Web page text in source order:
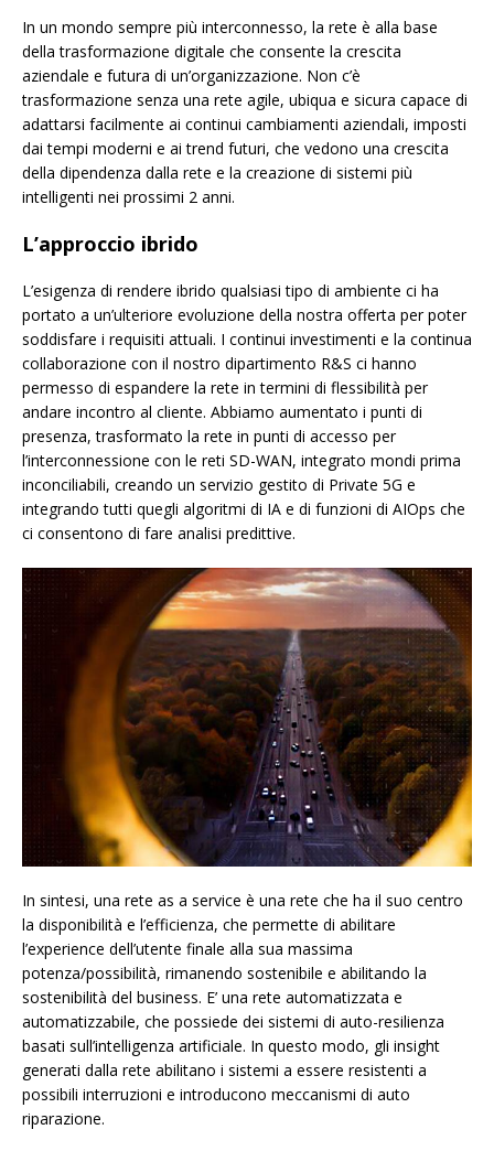
In un mondo sempre più interconnesso, la rete è alla base
della trasformazione digitale che consente la crescita
aziendale e futura di un’organizzazione. Non c’è
trasformazione senza una rete agile, ubiqua e sicura capace di
adattarsi facilmente ai continui cambiamenti aziendali, imposti
dai tempi moderni e ai trend futuri, che vedono una crescita
della dipendenza dalla rete e la creazione di sistemi più
intelligenti nei prossimi 2 anni.
L’approccio ibrido
L’esigenza di rendere ibrido qualsiasi tipo di ambiente ci ha
portato a un’ulteriore evoluzione della nostra offerta per poter
soddisfare i requisiti attuali. I continui investimenti e la continua
collaborazione con il nostro dipartimento R&S ci hanno
permesso di espandere la rete in termini di flessibilità per
andare incontro al cliente. Abbiamo aumentato i punti di
presenza, trasformato la rete in punti di accesso per
l’interconnessione con le reti SD-WAN, integrato mondi prima
inconciliabili, creando un servizio gestito di Private 5G e
integrando tutti quegli algoritmi di IA e di funzioni di AIOps che
ci consentono di fare analisi predittive.
In sintesi, una rete as a service è una rete che ha il suo centro
la disponibilità e l’efficienza, che permette di abilitare
l’experience dell’utente finale alla sua massima
potenza/possibilità, rimanendo sostenibile e abilitando la
sostenibilità del business. E’ una rete automatizzata e
automatizzabile, che possiede dei sistemi di auto-resilienza
basati sull’intelligenza artificiale. In questo modo, gli insight
generati dalla rete abilitano i sistemi a essere resistenti a
possibili interruzioni e introducono meccanismi di auto
riparazione.